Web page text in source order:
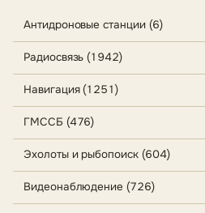
Антидроновые станции (6)
Радиосвязь (1942)
Навигация (1251)
ГМССБ (476)
Эхолоты и рыбопоиск (604)
Видеонаблюдение (726)